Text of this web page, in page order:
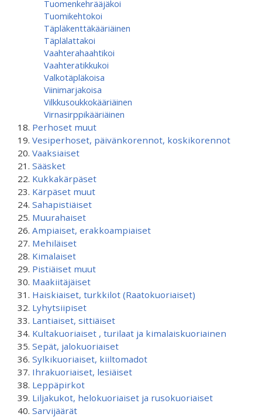
Tuomenkehrääjäkoi
Tuomikehtokoi
Täpläkenttäkääriäinen
Täplälattakoi
Vaahterahaahtikoi
Vaahteratikkukoi
Valkotäpläkoisa
Viinimarjakoisa
Vilkkusoukkokääriäinen
Virnasirppikääriäinen
Perhoset muut
Vesiperhoset, päivänkorennot, koskikorennot
Vaaksiaiset
Sääsket
Kukkakärpäset
Kärpäset muut
Sahapistiäiset
Muurahaiset
Ampiaiset, erakkoampiaiset
Mehiläiset
Kimalaiset
Pistiäiset muut
Maakiitäjäiset
Haiskiaiset, turkkilot (Raatokuoriaiset)
Lyhytsiipiset
Lantiaiset, sittiäiset
Kultakuoriaiset , turilaat ja kimalaiskuoriainen
Sepät, jalokuoriaiset
Sylkikuoriaiset, kiiltomadot
Ihrakuoriaiset, lesiäiset
Leppäpirkot
Liljakukot, helokuoriaiset ja rusokuoriaiset
Sarvijäärät